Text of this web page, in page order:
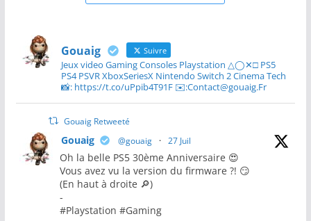
Gouaig Suivre
Jeux video Gaming Consoles Playstation △◯✕□ PS5
PS4 PSVR XboxSeriesX Nintendo Switch 2 Cinema Tech
📸: https://t.co/uPpib4T91F ✉️:Contact@gouaig.Fr
Gouaig Retweeté
Gouaig @gouaig · 27 Juil
Oh la belle PS5 30ème Anniversaire 😍
Vous avez vu la version du firmware ?! 😏
(En haut à droite 🔎)
-
#Playstation #Gaming